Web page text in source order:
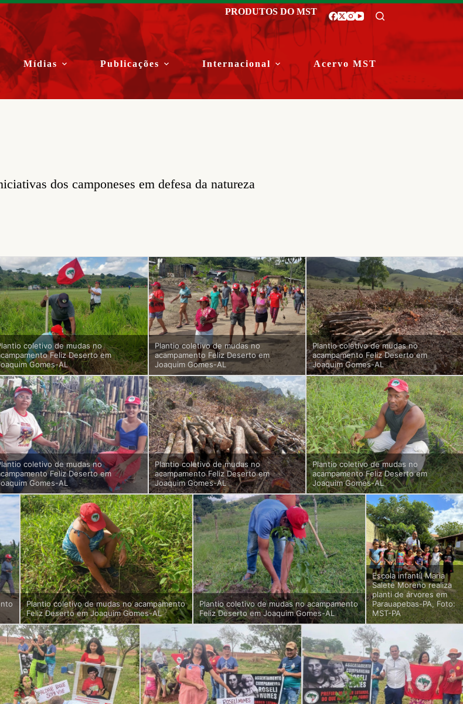
PRODUTOS DO MST
Mídias Publicações Internacional Acervo MST
dos camponeses em defesa da natureza
coletivo de mudas no
Feliz Deserto em
Gomes-AL
Plantio coletivo de mudas no
acampamento Feliz Deserto em
Joaquim Gomes-AL
Plantio coletivo de mudas no
acampamento Feliz Deserto em
Joaquim Gomes-AL
coletivo de mudas no
Feliz Deserto em
Gomes-AL
Plantio coletivo de mudas no
acampamento Feliz Deserto em
Joaquim Gomes-AL
Plantio coletivo de mudas no
acampamento Feliz Deserto em
Joaquim Gomes-AL
Plantio coletivo de mudas no acampamento
Feliz Deserto em Joaquim Gomes-AL
Plantio coletivo de mudas no acampamento
Feliz Deserto em Joaquim Gomes-AL
Escola infantil Maria
Salete Moreno realiza
planti de árvores em
Parauapebas-PA, Foto:
MST-PA